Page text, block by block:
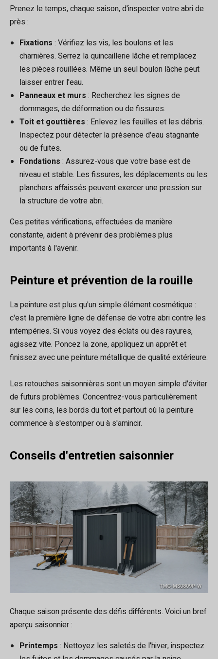
Prenez le temps, chaque saison, d'inspecter votre abri de
près :
Fixations : Vérifiez les vis, les boulons et les
charnières. Serrez la quincaillerie lâche et remplacez
les pièces rouillées. Même un seul boulon lâche peut
laisser entrer l'eau.
Panneaux et murs : Recherchez les signes de
dommages, de déformation ou de fissures.
Toit et gouttières : Enlevez les feuilles et les débris.
Inspectez pour détecter la présence d'eau stagnante
ou de fuites.
Fondations : Assurez-vous que votre base est de
niveau et stable. Les fissures, les déplacements ou les
planchers affaissés peuvent exercer une pression sur
la structure de votre abri.
Ces petites vérifications, effectuées de manière
constante, aident à prévenir des problèmes plus
importants à l'avenir.
Peinture et prévention de la rouille
La peinture est plus qu'un simple élément cosmétique :
c'est la première ligne de défense de votre abri contre les
intempéries. Si vous voyez des éclats ou des rayures,
agissez vite. Poncez la zone, appliquez un apprêt et
finissez avec une peinture métallique de qualité extérieure.
Les retouches saisonnières sont un moyen simple d'éviter
de futurs problèmes. Concentrez-vous particulièrement
sur les coins, les bords du toit et partout où la peinture
commence à s'estomper ou à s'amincir.
Conseils d'entretien saisonnier
Chaque saison présente des défis différents. Voici un bref
aperçu saisonnier :
Printemps : Nettoyez les saletés de l'hiver, inspectez